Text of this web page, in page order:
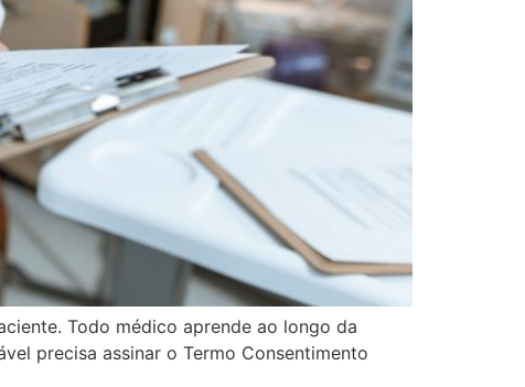
Todo médico aprende ao longo da
precisa assinar o Termo Consentimento